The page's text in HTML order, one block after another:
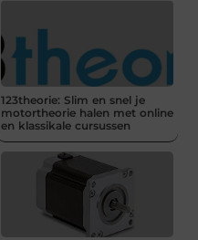
123theorie: Slim en snel je
motortheorie halen met online
en klassikale cursussen